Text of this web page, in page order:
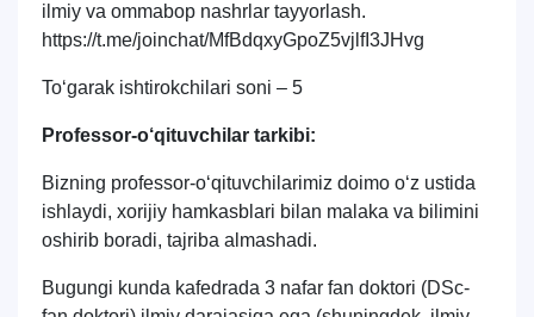
ilmiy va ommabop nashrlar tayyorlash.
https://t.me/joinchat/MfBdqxyGpoZ5vjlfI3JHvg
To‘garak ishtirokchilari soni – 5
Professor-o‘qituvchilar tarkibi:
Bizning professor-o‘qituvchilarimiz doimo o‘z ustida
ishlaydi, xorijiy hamkasblari bilan malaka va bilimini
oshirib boradi, tajriba almashadi.
Bugungi kunda kafedrada 3 nafar fan doktori (DSc-